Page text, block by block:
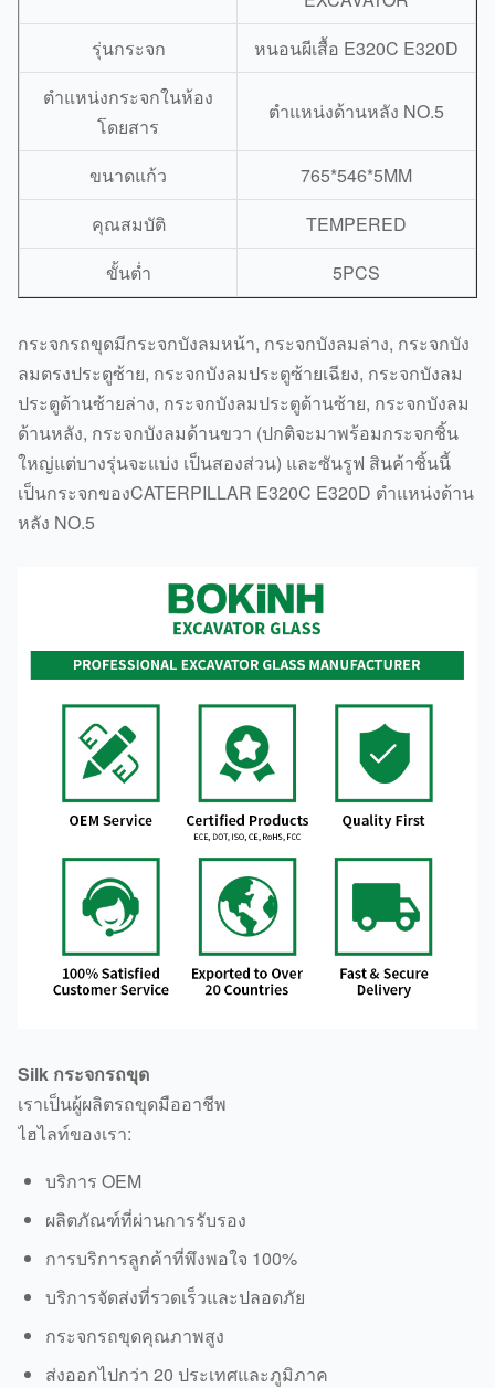
รุ่นกระจก
หนอนผีเสื้อ E320C E320D
ตำแหน่งกระจกในห้อง
โดยสาร
ตำแหน่งด้านหลัง NO.5
ขนาดแก้ว
765*546*5MM
คุณสมบัติ
TEMPERED
ขั้นต่ำ
5PCS
กระจกรถขุดมีกระจกบังลมหน้า, กระจกบังลมล่าง, กระจกบัง
ลมตรงประตูซ้าย, กระจกบังลมประตูซ้ายเฉียง, กระจกบังลม
ประตูด้านซ้ายล่าง, กระจกบังลมประตูด้านซ้าย, กระจกบังลม
ด้านหลัง, กระจกบังลมด้านขวา (ปกติจะมาพร้อมกระจกชิ้น
ใหญ่แต่บางรุ่นจะแบ่ง เป็นสองส่วน) และซันรูฟ สินค้าชิ้นนี้
เป็นกระจกของCATERPILLAR E320C E320D ตำแหน่งด้าน
หลัง NO.5
Silk กระจกรถขุด
เราเป็นผู้ผลิตรถขุดมืออาชีพ
ไฮไลท์ของเรา:
บริการ OEM
ผลิตภัณฑ์ที่ผ่านการรับรอง
การบริการลูกค้าที่พึงพอใจ 100%
บริการจัดส่งที่รวดเร็วและปลอดภัย
กระจกรถขุดคุณภาพสูง
ส่งออกไปกว่า 20 ประเทศและภูมิภาค